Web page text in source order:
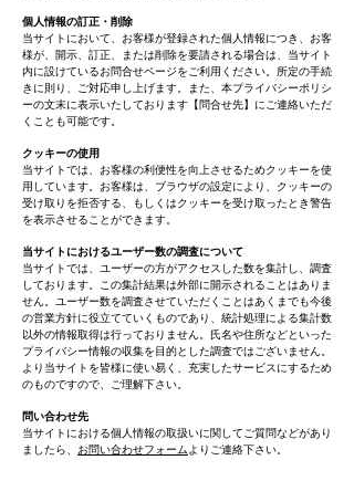
個人情報の訂正・削除
当サイトにおいて、お客様が登録された個人情報につき、お客
様が、開示、訂正、または削除を要請される場合は、当サイト
内に設けているお問合せページをご利用ください。所定の手続
きに則り、ご対応申し上げます。また、本プライバシーポリシ
ーの文末に表示いたしております【問合せ先】にご連絡いただ
くことも可能です。
クッキーの使用
当サイトでは、お客様の利便性を向上させるためクッキーを使
用しています。お客様は、ブラウザの設定により、クッキーの
受け取りを拒否する、もしくはクッキーを受け取ったとき警告
を表示させることができます。
当サイトにおけるユーザー数の調査について
当サイトでは、ユーザーの方がアクセスした数を集計し、調査
しております。この集計結果は外部に開示されることはありま
せん。ユーザー数を調査させていただくことはあくまでも今後
の営業方針に役立てていくものであり、統計処理による集計数
以外の情報取得は行っておりません。氏名や住所などといった
プライバシー情報の収集を目的とした調査ではございません。
より当サイトを皆様に使い易く、充実したサービスにするため
のものですので、ご理解下さい。
問い合わせ先
当サイトにおける個人情報の取扱いに関してご質問などがあり
ましたら、 お問い合わせフォーム よりご連絡下さい。